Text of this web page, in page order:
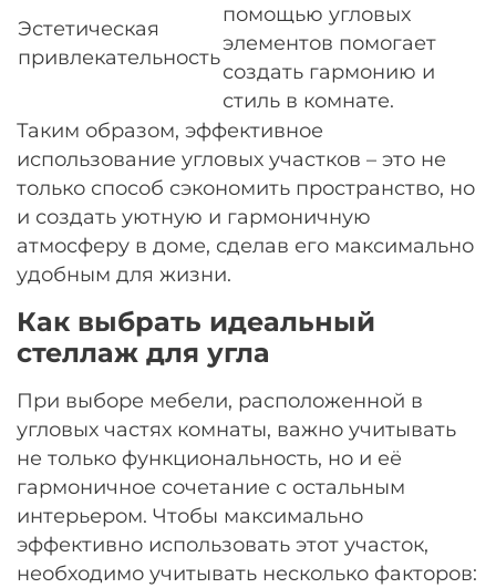
Эстетическая
привлекательность
помощью угловых
элементов помогает
создать гармонию и
стиль в комнате.
Таким образом, эффективное
использование угловых участков – это не
только способ сэкономить пространство, но
и создать уютную и гармоничную
атмосферу в доме, сделав его максимально
удобным для жизни.
Как выбрать идеальный
стеллаж для угла
При выборе мебели, расположенной в
угловых частях комнаты, важно учитывать
не только функциональность, но и её
гармоничное сочетание с остальным
интерьером. Чтобы максимально
эффективно использовать этот участок,
необходимо учитывать несколько факторов: